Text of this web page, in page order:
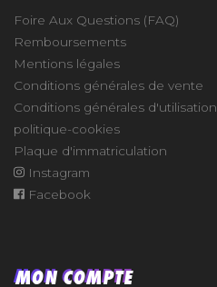
Foire Aux Questions (FAQ)
Remboursements
Mentions légales
Conditions générales de vente
Conditions générales d'utilisation
politique-cookies
Plaque d'immatriculation
Instagram
Facebook
MON COMPTE